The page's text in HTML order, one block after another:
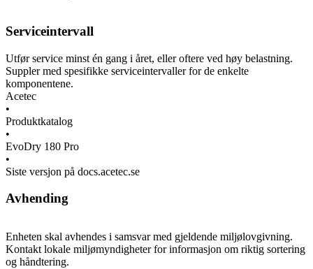
Serviceintervall
Utfør service minst én gang i året, eller oftere ved høy belastning.
Suppler med spesifikke serviceintervaller for de enkelte
komponentene.
Acetec
•
Produktkatalog
•
EvoDry 180 Pro
•
Siste versjon på docs.acetec.se
Avhending
Enheten skal avhendes i samsvar med gjeldende miljølovgivning.
Kontakt lokale miljømyndigheter for informasjon om riktig sortering
og håndtering.